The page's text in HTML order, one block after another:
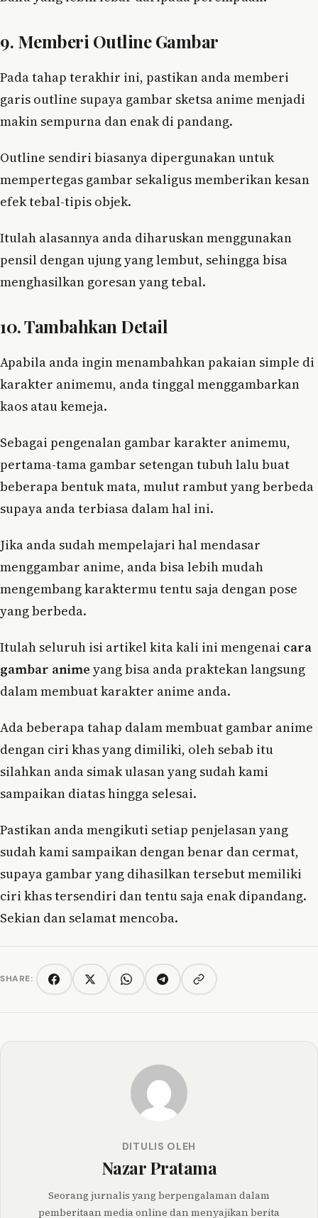
9. Memberi Outline Gambar
Pada tahap terakhir ini, pastikan anda memberi
garis outline supaya gambar sketsa anime menjadi
makin sempurna dan enak di pandang.
Outline sendiri biasanya dipergunakan untuk
mempertegas gambar sekaligus memberikan kesan
efek tebal-tipis objek.
Itulah alasannya anda diharuskan menggunakan
pensil dengan ujung yang lembut, sehingga bisa
menghasilkan goresan yang tebal.
10. Tambahkan Detail
Apabila anda ingin menambahkan pakaian simple di
karakter animemu, anda tinggal menggambarkan
kaos atau kemeja.
Sebagai pengenalan gambar karakter animemu,
pertama-tama gambar setengan tubuh lalu buat
beberapa bentuk mata, mulut rambut yang berbeda
supaya anda terbiasa dalam hal ini.
Jika anda sudah mempelajari hal mendasar
menggambar anime, anda bisa lebih mudah
mengembang karaktermu tentu saja dengan pose
yang berbeda.
Itulah seluruh isi artikel kita kali ini mengenai cara
gambar anime yang bisa anda praktekan langsung
dalam membuat karakter anime anda.
Ada beberapa tahap dalam membuat gambar anime
dengan ciri khas yang dimiliki, oleh sebab itu
silahkan anda simak ulasan yang sudah kami
sampaikan diatas hingga selesai.
Pastikan anda mengikuti setiap penjelasan yang
sudah kami sampaikan dengan benar dan cermat,
supaya gambar yang dihasilkan tersebut memiliki
ciri khas tersendiri dan tentu saja enak dipandang.
Sekian dan selamat mencoba.
SHARE: FacebookTwitter/XWhatsAppTelegramCopy link
DITULIS OLEH
Nazar Pratama
Seorang jurnalis yang berpengalaman dalam
pemberitaan media online dan menyajikan berita